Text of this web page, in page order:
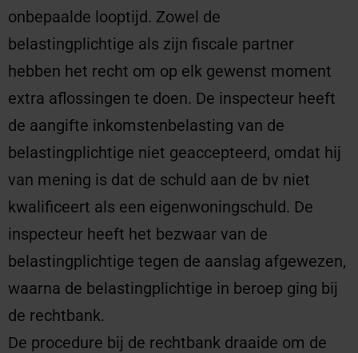
onbepaalde looptijd. Zowel de
belastingplichtige als zijn fiscale partner
hebben het recht om op elk gewenst moment
extra aflossingen te doen. De inspecteur heeft
de aangifte inkomstenbelasting van de
belastingplichtige niet geaccepteerd, omdat hij
van mening is dat de schuld aan de bv niet
kwalificeert als een eigenwoningschuld. De
inspecteur heeft het bezwaar van de
belastingplichtige tegen de aanslag afgewezen,
waarna de belastingplichtige in beroep ging bij
de rechtbank.
De procedure bij de rechtbank draaide om de